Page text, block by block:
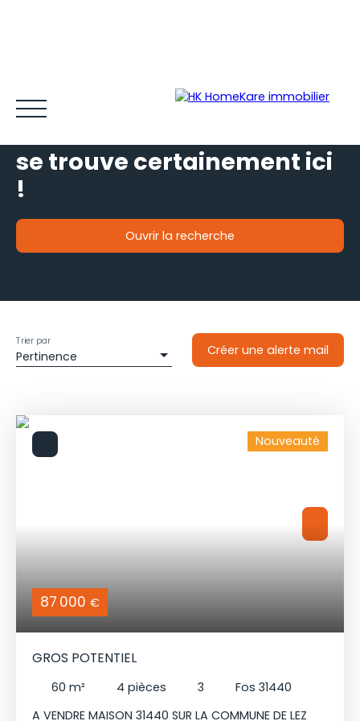
Gestion locative
se trouve certainement ici
!
Ouvrir la recherche
Fos (31440)
pour un budget de Budget max (€)
Pertinence
Trier par
Créer une alerte mail
Nouveauté
87 000 €
GROS POTENTIEL
60 m² 4 pièces 3
Fos 31440
A VENDRE MAISON 31440 SUR LA COMMUNE DE LEZ